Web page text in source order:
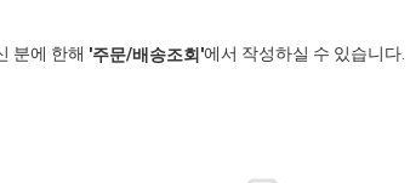
분에 한해 '주문/배송조회'에서 작성하실 수 있습니다.